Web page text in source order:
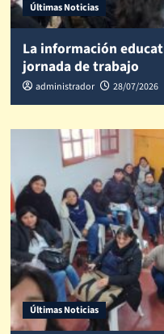
Últimas Noticias
La información
jornada de trabajo
administrador 28/07/2026
Últimas Noticias